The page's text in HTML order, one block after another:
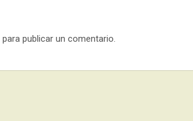
para publicar un comentario.